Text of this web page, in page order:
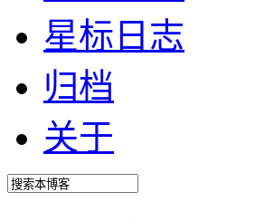
星标日志
归档
关于